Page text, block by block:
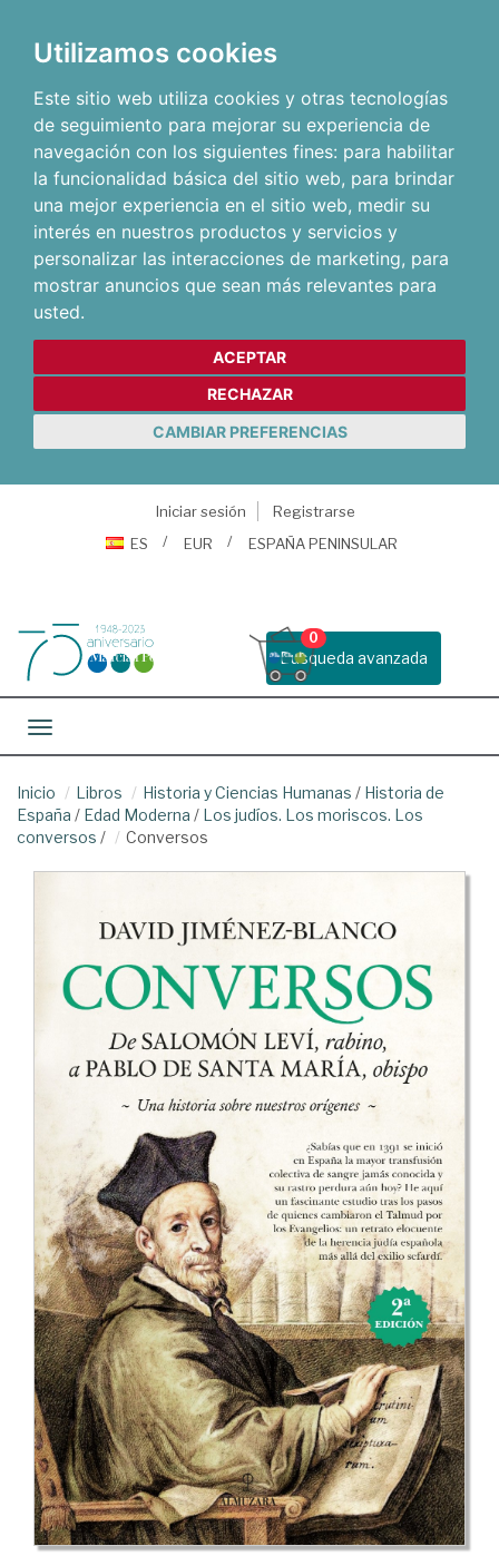
Utilizamos cookies
Este sitio web utiliza cookies y otras tecnologías
de seguimiento para mejorar su experiencia de
navegación con los siguientes fines: para habilitar
la funcionalidad básica del sitio web, para brindar
una mejor experiencia en el sitio web, medir su
interés en nuestros productos y servicios y
personalizar las interacciones de marketing, para
mostrar anuncios que sean más relevantes para
usted.
ACEPTAR
RECHAZAR
CAMBIAR PREFERENCIAS
Iniciar sesión
Registrarse
ES
EUR ESPAÑA PENINSULAR
Busqueda avanzada
0
Toggle navigation
Inicio Libros Historia y Ciencias Humanas / Historia de
España / Edad Moderna / Los judíos. Los moriscos. Los
conversos / Conversos